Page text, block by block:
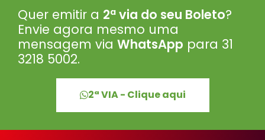
Quer emitir a 2ª via do seu Boleto?
Envie agora mesmo uma
mensagem via WhatsApp para 31
3218 5002.
2ª VIA - Clique aqui